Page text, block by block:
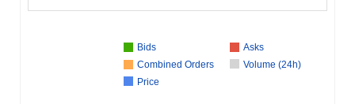
Bids
Asks
Combined Orders
Volume (24h)
Price